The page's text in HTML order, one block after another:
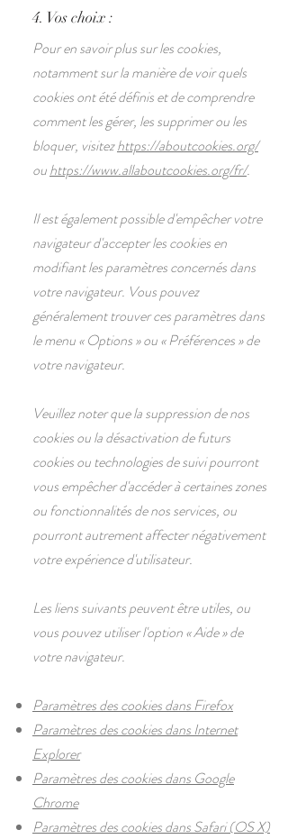
4. Vos choix :
Pour en savoir plus sur les cookies,
notamment sur la manière de voir quels
cookies ont été définis et de comprendre
comment les gérer, les supprimer ou les
bloquer, visitezhttps://aboutcookies.org/
ouhttps://www.allaboutcookies.org/fr/.
Il est également possible d'empêcher votre
navigateur d'accepter les cookies en
modifiant les paramètres concernés dans
votre navigateur. Vous pouvez
généralement trouver ces paramètres dans
le menu«Options»ou«Préférences»de
votre navigateur.
Veuillez noter que la suppression de nos
cookies ou la désactivation de futurs
cookies ou technologies de suivi pourront
vous empêcher d'accéder à certaines zones
ou fonctionnalités de nos services, ou
pourront autrement affecter négativement
votre expérience d'utilisateur.
Les liens suivants peuvent être utiles, ou
vous pouvez utiliser l'option«Aide»de
votre navigateur.
Paramètres des cookies dans Firefox
Paramètres des cookies dans Internet
Explorer
Paramètres des cookies dans Google
Chrome
Paramètres des cookies dans Safari (OS X)